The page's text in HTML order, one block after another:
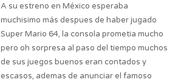
A su estreno en México esperaba
muchisimo más despues de haber jugado
Super Mario 64, la consola prometia mucho
pero oh sorpresa al paso del tiempo muchos
de sus juegos buenos eran contados y
escasos, ademas de anunciar el famoso